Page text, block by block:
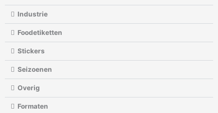
Industrie
Foodetiketten
Stickers
Seizoenen
Overig
Formaten